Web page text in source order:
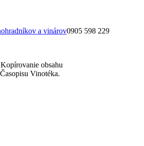
a vinárov0905 598 229
obsahu
Vinotéka.